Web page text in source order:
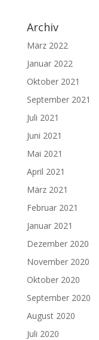
Archiv
März 2022
Januar 2022
Oktober 2021
September 2021
Juli 2021
Juni 2021
Mai 2021
April 2021
März 2021
Februar 2021
Januar 2021
Dezember 2020
November 2020
Oktober 2020
September 2020
August 2020
Juli 2020